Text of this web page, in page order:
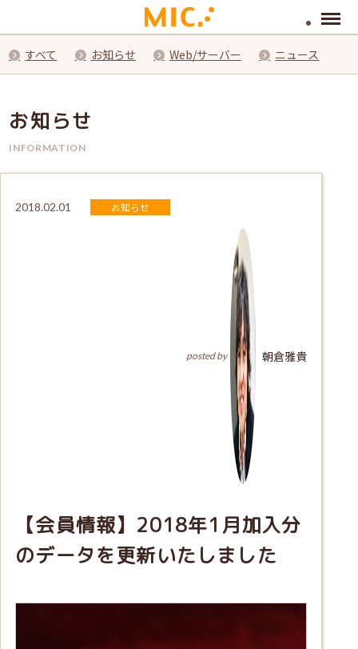
Menu
すべて お知らせ Web/サーバー ニュース
お知らせ
INFORMATION
2018.02.01 お知らせ
posted by 朝倉雅貴
【会員情報】2018年1月加入分
のデータを更新いたしました